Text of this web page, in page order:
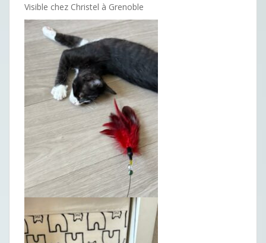
Visible chez Christel à Grenoble